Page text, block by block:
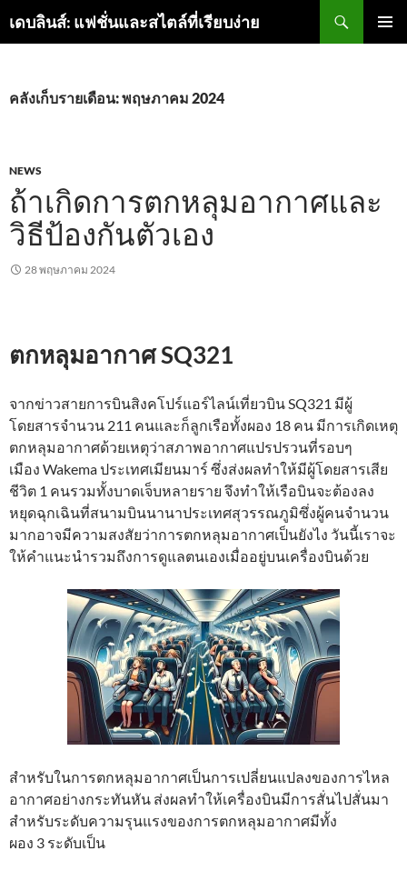
เดบลินส์: แฟชั่นและสไตล์ที่เรียบง่าย
ค้นหา
เนื้อหา
คลังเก็บรายเดือน: พฤษภาคม 2024
NEWS
ถ้าเกิดการตกหลุมอากาศและ
วิธีป้องกันตัวเอง
28 พฤษภาคม 2024
ตกหลุมอากาศ SQ321
จากข่าวสายการบินสิงคโปร์แอร์ไลน์เที่ยวบิน SQ321 มีผู้
โดยสารจำนวน 211 คนและก็ลูกเรือทั้งผอง 18 คน มีการเกิดเหตุ
ตกหลุมอากาศด้วยเหตุว่าสภาพอากาศแปรปรวนที่รอบๆ
เมือง Wakema ประเทศเมียนมาร์ ซึ่งส่งผลทำให้มีผู้โดยสารเสีย
ชีวิต 1 คนรวมทั้งบาดเจ็บหลายราย จึงทำให้เรือบินจะต้องลง
หยุดฉุกเฉินที่สนามบินนานาประเทศสุวรรณภูมิซึ่งผู้คนจำนวน
มากอาจมีความสงสัยว่าการตกหลุมอากาศเป็นยังไง วันนี้เราจะ
ให้คำแนะนำรวมถึงการดูแลตนเองเมื่ออยู่บนเครื่องบินด้วย
สำหรับในการตกหลุมอากาศเป็นการเปลี่ยนแปลงของการไหล
อากาศอย่างกระทันหัน ส่งผลทำให้เครื่องบินมีการสั่นไปสั่นมา
สำหรับระดับความรุนแรงของการตกหลุมอากาศมีทั้ง
ผอง 3 ระดับเป็น